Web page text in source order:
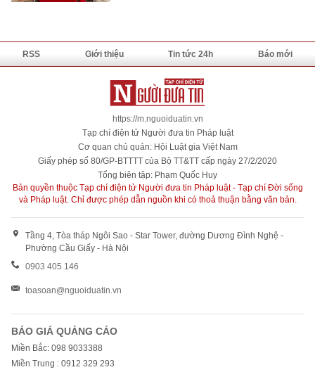
RSS Giới thiệu Tin tức 24h Báo mới
https://m.nguoiduatin.vn
Tạp chí điện tử Người đưa tin Pháp luật
Cơ quan chủ quản: Hội Luật gia Việt Nam
Giấy phép số 80/GP-BTTTT của Bộ TT&TT cấp ngày 27/2/2020
Tổng biên tập: Phạm Quốc Huy
Bản quyền thuộc Tạp chí điện tử Người đưa tin Pháp luật - Tạp chí Đời sống
và Pháp luật. Chỉ được phép dẫn nguồn khi có thoả thuận bằng văn bản.
Tầng 4, Tòa tháp Ngôi Sao - Star Tower, đường Dương Đình Nghệ -
Phường Cầu Giấy - Hà Nội
0903 405 146
toasoan@nguoiduatin.vn
BÁO GIÁ QUẢNG CÁO
Miền Bắc: 098 9033388
Miền Trung : 0912 329 293